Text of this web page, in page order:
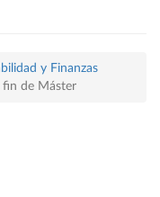
y Finanzas
fin de Máster